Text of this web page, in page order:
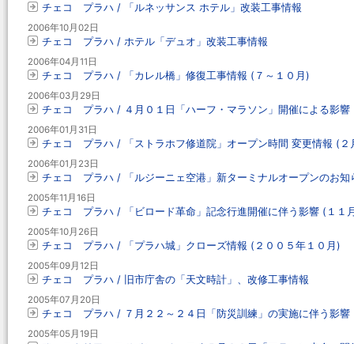
チェコ プラハ / 「ルネッサンス ホテル」改装工事情報
2006年10月02日
チェコ プラハ / ホテル「デュオ」改装工事情報
2006年04月11日
チェコ プラハ / 「カレル橋」修復工事情報 (７～１０月)
2006年03月29日
チェコ プラハ / ４月０１日「ハーフ・マラソン」開催による影響
2006年01月31日
チェコ プラハ / 「ストラホフ修道院」オープン時間 変更情報 (２
2006年01月23日
チェコ プラハ / 「ルジーニェ空港」新ターミナルオープンのお知
2005年11月16日
チェコ プラハ / 「ビロード革命」記念行進開催に伴う影響 (１１
2005年10月26日
チェコ プラハ / 「プラハ城」クローズ情報 (２００５年１０月)
2005年09月12日
チェコ プラハ / 旧市庁舎の「天文時計」、改修工事情報
2005年07月20日
チェコ プラハ / ７月２２～２４日「防災訓練」の実施に伴う影響
2005年05月19日